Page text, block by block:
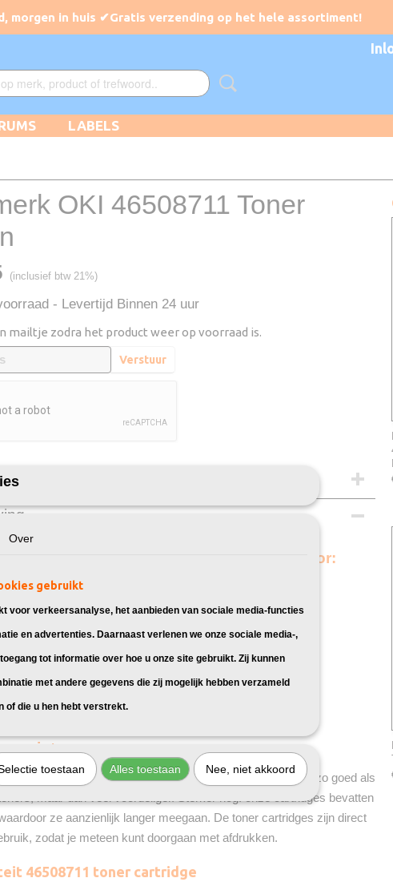
LABELS
OKI 46508711 Toner
(inclusief btw 21%)
- Levertijd Binnen 24 uur
mailtje zodra het product weer op voorraad is.
Verstuur
8720874662242
toner cartridge OKI 46508711, geschikt voor:
printen
onze huismerkvariant voor46508711 Zwartzijn minstens zo goed als
toners, maar dan veel voordeliger. Sterker nog: onze cartridges bevatten
ze aanzienlijk langer meegaan. De toner cartridges zijn direct
zodat je meteen kunt doorgaan met afdrukken.
46508711 toner cartridge
Over
gebruikt
voor verkeersanalyse, het aanbieden van sociale media-functies
en advertenties. Daarnaast verlenen we onze sociale media-,
tot informatie over hoe u onze site gebruikt. Zij kunnen
met andere gegevens die zij mogelijk hebben verzameld
of die u hen hebt verstrekt.
toestaan Alles toestaan Nee, niet akkoord